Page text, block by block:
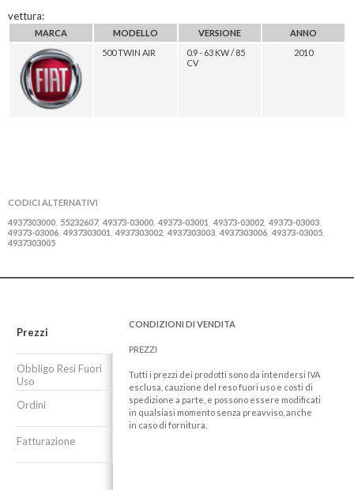
vettura:
MARCA MODELLO VERSIONE
ANNO
500 TWIN AIR
0.9 - 63 KW / 85
CV
2010
CODICI ALTERNATIVI
4937303000 55232607, 49373-03000 49373-03001 49373-03002 49373-03003
49373-03006 4937303001 4937303002 4937303003 4937303006 49373-03005
4937303005
Prezzi
Obbligo Resi Fuori
Uso
Ordini
Fatturazione
CONDIZIONI DI VENDITA
PREZZI
Tutti i prezzi dei prodotti sono da intendersi IVA
esclusa, cauzione del reso fuori uso e costi di
spedizione a parte, e possono essere modificati
in qualsiasi momento senza preavviso, anche
in caso di fornitura.